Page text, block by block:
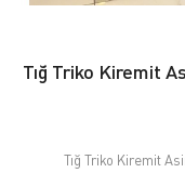
Tığ Triko Kiremit
Tığ Triko Kiremit